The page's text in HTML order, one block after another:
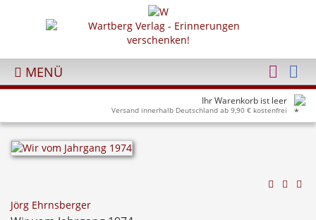
MENÜ
Ihr Warenkorb ist leer
Versand innerhalb Deutschland ab 9,90 € kostenfrei
Jörg Ehrnsberger